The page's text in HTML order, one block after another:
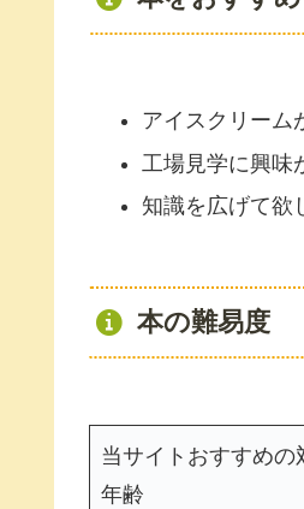
アイスクリーム
工場見学に興味
知識を広げて欲
本の難易度
当サイトおすすめの
年齢